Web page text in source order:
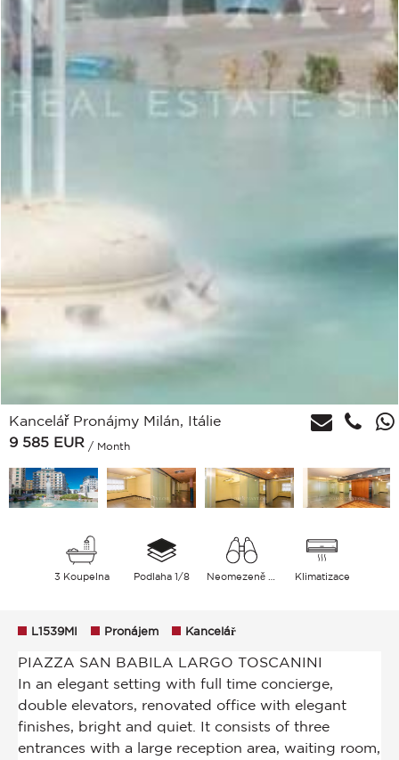
Kancelář Pronájmy Milán, Itálie
9 585 EUR / Month
3 Koupelna Podlaha 1/8 Klimatizace
L1539MI Pronájem Kancelář